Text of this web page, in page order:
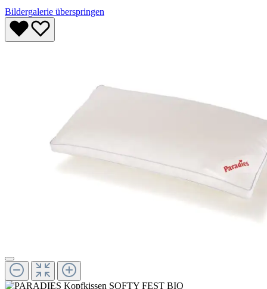
Bildergalerie überspringen